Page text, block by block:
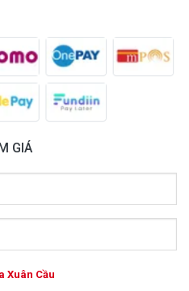
GIÁ
Xuân Cầu